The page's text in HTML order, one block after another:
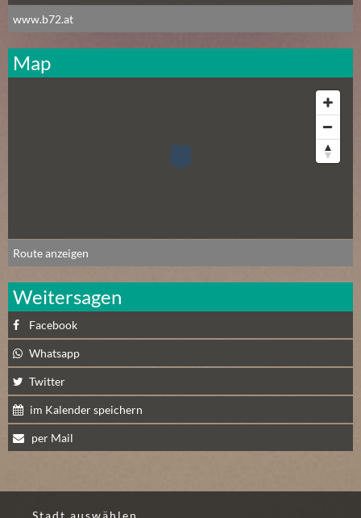
I
T
A
G
S
T
E
R
A
M
S
T
A
G
(
)
www.b72.at
Map
Route anzeigen
Weitersagen
Facebook
Whatsapp
Twitter
im Kalender speichern
per Mail
Stadt auswählen